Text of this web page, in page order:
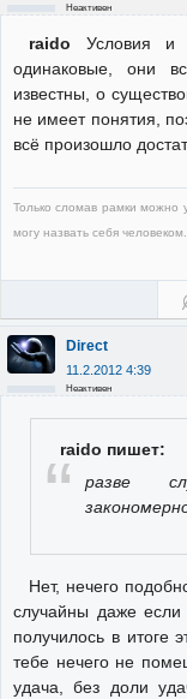
Неактивен
raido Условия и
одинаковые, они
известны, о
не имеет понятия,
всё произошло
Только сломав рамки можно
могу назвать себя человеком.
Direct
11.2.2012 4:39
Неактивен
raido пишет:
разве
Нет, нечего
случайны даже
получилось в итоге
тебе нечего не
удача, без доли